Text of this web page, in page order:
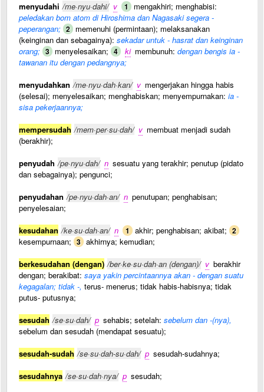
menyudahi /me·nyu·dahi/ v 1
mengakhiri; menghabisi:
peledakan bom atom di Hiroshima dan Nagasaki segera -
peperangan; 2 memenuhi (permintaan); melaksanakan
(keinginan dan sebagainya): sekadar untuk - hasrat dan keinginan
orang; 3 menyelesaikan; 4 ki membunuh: dengan bengis ia -
tawanan itu dengan pedangnya;
menyudahkan /me·nyu·dah·kan/ v mengerjakan hingga habis
(selesai); menyelesaikan; menghabiskan; menyempurnakan: ia -
sisa pekerjaannya;
mempersudah /mem·per·su·dah/ v membuat menjadi sudah
(berakhir);
penyudah /pe·nyu·dah/ n sesuatu yang terakhir; penutup (pidato
dan sebagainya); pengunci;
penyudahan /pe·nyu·dah·an/ n penutupan; penghabisan;
penyelesaian;
kesudahan /ke·su·dah·an/ n 1 akhir; penghabisan; akibat; 2
kesempurnaan; 3 akhirnya; kemudian;
berkesudahan (dengan) /ber·ke·su·dah·an (dengan)/ v berakhir
dengan; berakibat: saya yakin percintaannya akan - dengan suatu
kegagalan; tidak -, terus- menerus; tidak habis-habisnya; tidak
putus- putusnya;
sesudah /se·su·dah/ p sehabis; setelah: sebelum dan -(nya),
sebelum dan sesudah (mendapat sesuatu);
sesudah-sudah /se·su·dah-su·dah/ p sesudah-sudahnya;
sesudahnya /se·su·dah·nya/ p sesudah;